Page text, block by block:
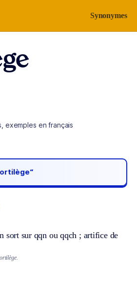
Synonymes
exemples en français
sort sur qqn ou qqch ; artifice de